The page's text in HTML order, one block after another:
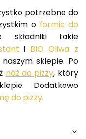
potrzebne do
o formie do
składniki takie
i BIO Oliwa z
sklepie. Po
nóż do pizzy, który
Dodatkowo
do pizzy.